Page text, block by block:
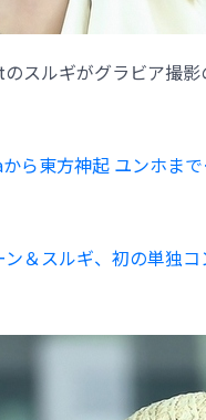
スルギがグラビア撮
から東方神起 ユンホ
ン＆スルギ、初の単独